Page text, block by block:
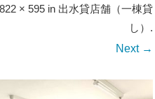
822 × 595 in 出水貸店舗（一棟貸
し） .
Next →